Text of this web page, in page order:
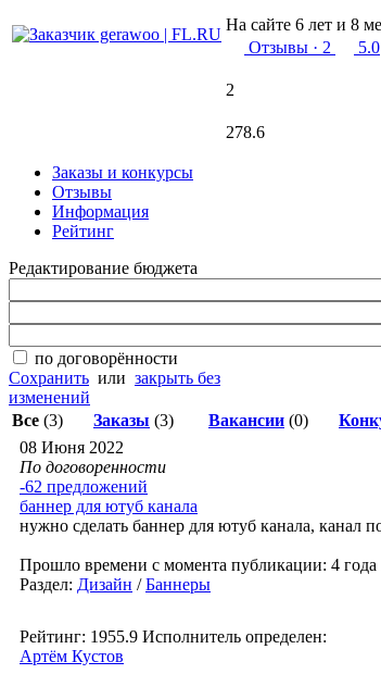
На сайте 6 лет и 8
Отзывы · 2 5.0
2
278.6
Заказы и конкурсы
Отзывы
Информация
Рейтинг
Редактирование бюджета
по договорённости
Сохранить или закрыть без
изменений
Все (3) Заказы (3) Вакансии (0)
08 Июня 2022
По договоренности
-62 предложений
баннер для ютуб канала
нужно сделать баннер для ютуб канала, канал
Прошло времени с момента публикации: 4
Раздел: Дизайн /Баннеры
Рейтинг: 1955.9 Исполнитель определен:
Артём Кустов